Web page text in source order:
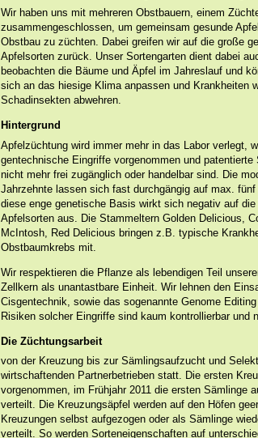
Wir haben uns mit mehreren Obstbauern, einem
zusammengeschlossen, um gemeinsam gesunde
Obstbau zu züchten. Dabei greifen wir auf die große
Apfelsorten zurück. Unser Sortengarten dient dabei
beobachten die Bäume und Äpfel im Jahreslauf und
sich an das hiesige Klima anpassen und Krankheiten
Schadinsekten abwehren.
Hintergrund
Apfelzüchtung wird immer mehr in das Labor verlegt,
gentechnische Eingriffe vorgenommen und
nicht mehr frei zugänglich oder handelbar sind. Die
Jahrzehnte lassen sich fast durchgängig auf max.
diese enge genetische Basis wirkt sich negativ auf
Apfelsorten aus. Die Stammeltern Golden Delicious,
McIntosh, Red Delicious bringen z.B. typische
Obstbaumkrebs mit.
Wir respektieren die Pflanze als lebendigen Teil
Zellkern als unantastbare Einheit. Wir lehnen den
Cisgentechnik, sowie das sogenannte Genome
Risiken solcher Eingriffe sind kaum kontrollierbar und
Die Züchtungsarbeit
von der Kreuzung bis zur Sämlingsaufzucht und
wirtschaftenden Partnerbetrieben statt. Die ersten
vorgenommen, im Frühjahr 2011 die ersten Sämlinge
verteilt. Die Kreuzungsäpfel werden auf den Höfen
Kreuzungen selbst aufgezogen oder als Sämlinge
verteilt. So werden Sorteneigenschaften auf